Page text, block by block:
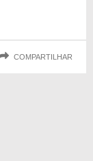
COMPARTILHAR